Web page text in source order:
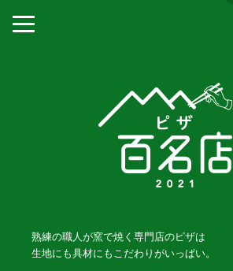
熟練の職人が窯で焼く専門店のピザは
生地にも具材にもこだわりがいっぱい。